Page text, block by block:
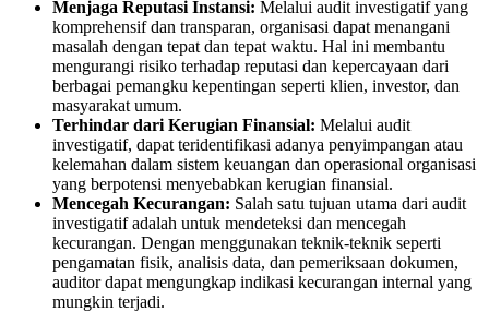
Menjaga Reputasi Instansi: Melalui audit investigatif yang
komprehensif dan transparan, organisasi dapat menangani
masalah dengan tepat dan tepat waktu. Hal ini membantu
mengurangi risiko terhadap reputasi dan kepercayaan dari
berbagai pemangku kepentingan seperti klien, investor, dan
masyarakat umum.
Terhindar dari Kerugian Finansial: Melalui audit
investigatif, dapat teridentifikasi adanya penyimpangan atau
kelemahan dalam sistem keuangan dan operasional organisasi
yang berpotensi menyebabkan kerugian finansial.
Mencegah Kecurangan: Salah satu tujuan utama dari audit
investigatif adalah untuk mendeteksi dan mencegah
kecurangan. Dengan menggunakan teknik-teknik seperti
pengamatan fisik, analisis data, dan pemeriksaan dokumen,
auditor dapat mengungkap indikasi kecurangan internal yang
mungkin terjadi.